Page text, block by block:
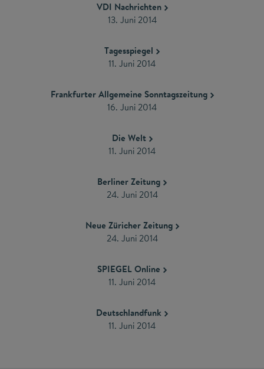
VDI Nachrichten
13. Juni 2014
Tagesspiegel
11. Juni 2014
Frankfurter Allgemeine Sonntagszeitung
16. Juni 2014
Die Welt
11. Juni 2014
Berliner Zeitung
24. Juni 2014
Neue Züricher Zeitung
24. Juni 2014
SPIEGEL Online
11. Juni 2014
Deutschlandfunk
11. Juni 2014